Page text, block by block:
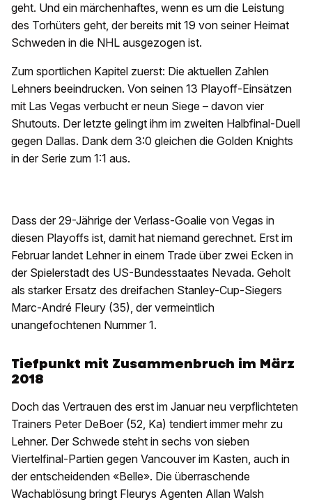
geht. Und ein märchenhaftes, wenn es um die Leistung
des Torhüters geht, der bereits mit 19 von seiner Heimat
Schweden in die NHL ausgezogen ist.
Zum sportlichen Kapitel zuerst: Die aktuellen Zahlen
Lehners beeindrucken. Von seinen 13 Playoff-Einsätzen
mit Las Vegas verbucht er neun Siege – davon vier
Shutouts. Der letzte gelingt ihm im zweiten Halbfinal-Duell
gegen Dallas. Dank dem 3:0 gleichen die Golden Knights
in der Serie zum 1:1 aus.
Dass der 29-Jährige der Verlass-Goalie von Vegas in
diesen Playoffs ist, damit hat niemand gerechnet. Erst im
Februar landet Lehner in einem Trade über zwei Ecken in
der Spielerstadt des US-Bundesstaates Nevada. Geholt
als starker Ersatz des dreifachen Stanley-Cup-Siegers
Marc-André Fleury (35), der vermeintlich
unangefochtenen Nummer 1.
Tiefpunkt mit Zusammenbruch im März
2018
Doch das Vertrauen des erst im Januar neu verpflichteten
Trainers Peter DeBoer (52, Ka) tendiert immer mehr zu
Lehner. Der Schwede steht in sechs von sieben
Viertelfinal-Partien gegen Vancouver im Kasten, auch in
der entscheidenden «Belle». Die überraschende
Wachablösung bringt Fleurys Agenten Allan Walsh